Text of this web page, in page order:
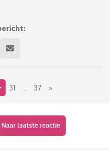
31 37 »
Naar laatste reactie